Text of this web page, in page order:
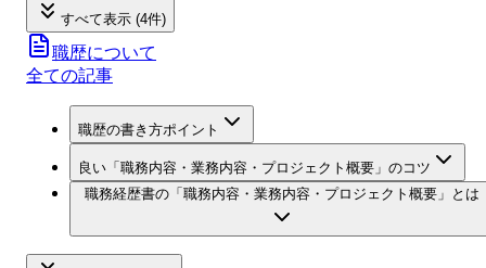
すべて表示 (4件)
職歴について
全ての記事
職歴の書き方ポイント
良い「職務内容・業務内容・プロジェクト概要」のコツ
職務経歴書の「職務内容・業務内容・プロジェクト概要」とは